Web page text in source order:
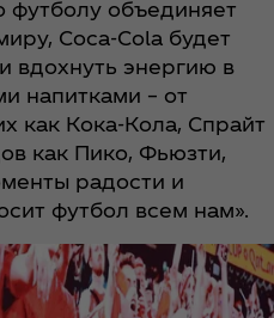
футболу объединяет
Coca‑Cola будет
вдохнуть энергию в
напитками – от
как Кока-Кола, Спрайт
как Пико, Фьюзти,
радости и
футбол всем нам».